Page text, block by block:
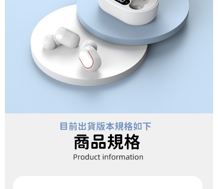
【Nota Penting】
1. Perkhidmatan ini disediakan oleh "Taiwan Mobile Co., Ltd." untuk
membolehkan pengguna membeli produk atau perkhidmatan melalui
perkhidmatan ini semasa transaksi, dan kedai akan menyerahkan hak
tuntutan harga jual/beli ansuran kepada syarikat ini untuk membayar bil
menggunakan bil syarikat ini.
2. Berdasarkan tujuan kontrak persetujuan pembayaran menggunakan
"Pembayaran Ansuran Gogo", kedai akan memberikan maklumat peribadi
anda (termasuk nama, telefon atau alamat) kepada Taiwan Mobile untuk
pengumpulan, pemprosesan dan penggunaan, untuk pengesahan,
pautan berikut: https://oppay.tw/userRule